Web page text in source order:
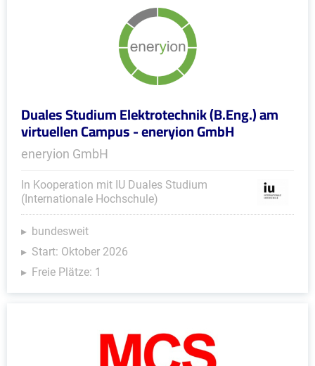
Duales Studium Elektrotechnik (B.Eng.) am
virtuellen Campus - eneryion GmbH
eneryion GmbH
In Kooperation mit IU Duales Studium
(Internationale Hochschule)
bundesweit
Start: Oktober 2026
Freie Plätze: 1